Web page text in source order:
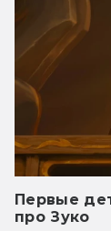
Первые
про Зуко